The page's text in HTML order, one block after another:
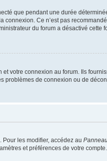
que pendant une durée
connexion. Ce n’est pas
du forum a désactivé cette
votre connexion au forum. Ils
de connexion ou de
les modifier, accédez au
et préférences de votre compte.